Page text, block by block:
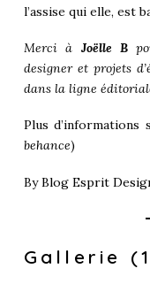
l’assise qui elle, est
Merci àJoëlle B
designer et projets
dans la ligne
Plus
behance)
ByBlog Esprit
Gallerie